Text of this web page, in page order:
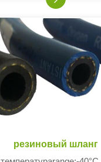
резиновый шланг